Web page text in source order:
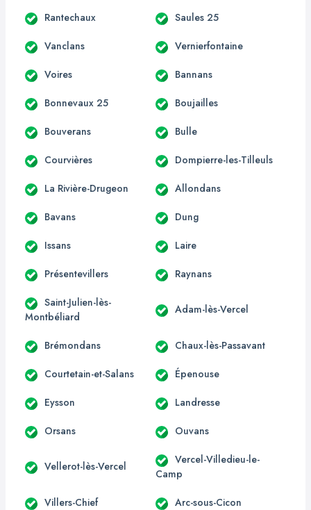
Rantechaux Saules 25
Vanclans Vernierfontaine
Voires Bannans
Bonnevaux 25 Boujailles
Bouverans Bulle
Courvières Dompierre-les-Tilleuls
La Rivière-Drugeon Allondans
Bavans Dung
Issans Laire
Présentevillers Raynans
Saint-Julien-lès-
Montbéliard
Adam-lès-Vercel
Brémondans Chaux-lès-Passavant
Courtetain-et-Salans Épenouse
Eysson Landresse
Orsans Ouvans
Vellerot-lès-Vercel
Vercel-Villedieu-le-
Camp
Villers-Chief Arc-sous-Cicon